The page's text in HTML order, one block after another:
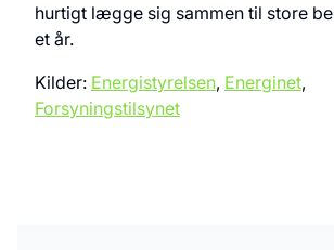
hurtigt lægge sig sammen til store
et år.
Kilder: Energistyrelsen, Energinet,
Forsyningstilsynet